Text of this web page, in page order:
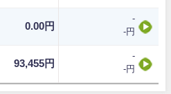
0.00円
-
-円
93,455円
-
-円